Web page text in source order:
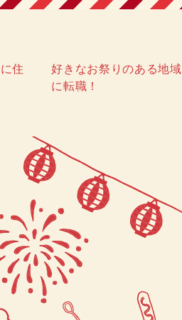
住
好きなお祭りのある地域
に転職！